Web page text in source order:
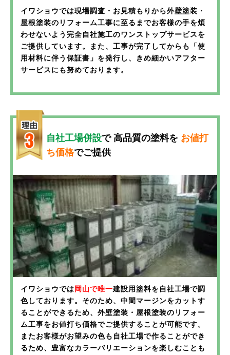
お客様の外壁の状態を細かくチェックし、本当に塗装
が必要なのか？最適な施工方法は何か？ を、プロの視
点で丁寧にご提案します。
家は大切な資産。住まいの健康を守るために、まずは
お気軽にご相談ください！
外壁塗装について見る
外壁の剥がれ・ヒビ割れを見つけたら、早めの対
策が重要！
塗装やコーキングの劣化は、早めにメンテナンスを行
うことで、建物の寿命を大幅に延ばすことができま
ダメージが進行していることが多いのが外壁の怖いと
ころ。
イワショウでは無料診断を実施中！
プロが外壁の状態を細かくチェックし、「今すぐ補修
のか？」 を丁寧にご提案します。
大切な住まいを守るために、まずはお気軽にご相談く
ださい！
外壁塗装について見る
家を長持ちさせるために、今できること
外壁や屋根の塗装は、適切なタイミングでメンテナン
スを行うことで、住まいの寿命を大幅に延ばすことが
が必要なのか不安…」という方もご安心ください。
イワショウでは無料診断を実施中！
経験豊富な外壁診断士が、外壁・屋根の状態を詳しく
チェックし、現状と最適なメンテナンス方法をご提案
外壁・屋根の塗装は、10年目がひとつの節目。
大切な住まいを長持ちさせるために、まずはお気軽に
ご相談ください！
*一般社団法人「全国住宅外壁診断士協会」資格
外壁塗装について見る
屋根塗装について見る
イワショウでは現場調査・お見積もりから外壁塗装・
屋根塗装のリフォーム工事に至るまでお客様の手を煩
わせないよう完全自社施工のワンストップサービスを
ご提供しています。また、工事が完了してからも「使
用材料に伴う保証書」を発行し、きめ細かいアフター
サービスにも努めております。
自社工場併設で高品質の塗料を お値打
ち価格でご提供
イワショウでは岡山で唯一建設用塗料を自社工場で調
色しております。そのため、中間マージンをカットす
ることができるため、外壁塗装・屋根塗装のリフォー
ム工事をお値打ち価格でご提供することが可能です。
またお客様がお望みの色も自社工場で作ることができ
るため、豊富なカラーバリエーションを楽しむことも